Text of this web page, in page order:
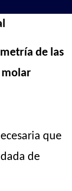
de las
molar
que
de